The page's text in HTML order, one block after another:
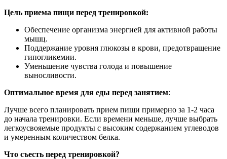
Цель приема пищи перед тренировкой:
Обеспечение организма энергией для активной работы
мышц.
Поддержание уровня глюкозы в крови, предотвращение
гипогликемии.
Уменьшение чувства голода и повышение
выносливости.
Оптимальное время для еды перед занятием:
Лучше всего планировать прием пищи примерно за 1-2 часа
до начала тренировки. Если времени меньше, лучше выбрать
легкоусвояемые продукты с высоким содержанием углеводов
и умеренным количеством белка.
Что съесть перед тренировкой?